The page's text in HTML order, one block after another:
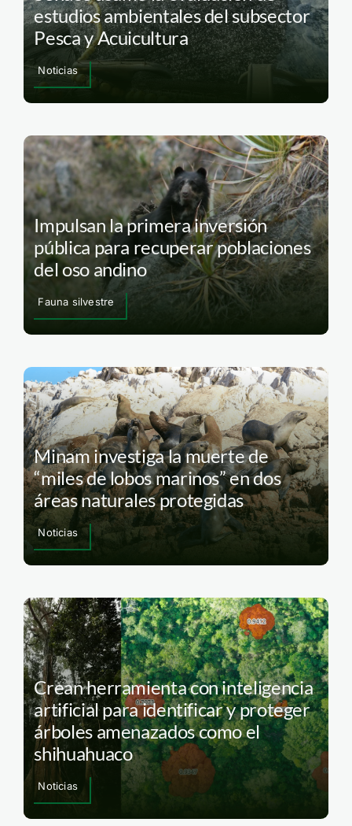
estudios ambientales del subsector
Pesca y Acuicultura
Noticias
Impulsan la primera inversión
pública para recuperar poblaciones
del oso andino
Fauna silvestre
Minam investiga la muerte de
“miles de lobos marinos” en dos
áreas naturales protegidas
Noticias
Crean herramienta con inteligencia
artificial para identificar y proteger
árboles amenazados como el
shihuahuaco
Noticias